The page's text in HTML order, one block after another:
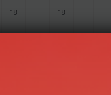
18 18